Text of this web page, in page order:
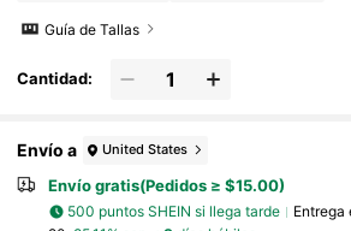
Guía de Tallas
Cantidad:
Envío a United States
Envío gratis(Pedidos ≥ $15.00)
500 puntos SHEIN si llega tarde Entrega